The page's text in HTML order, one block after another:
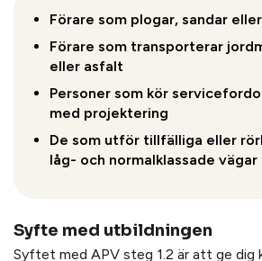
Förare som plogar, sandar
Förare som transporterar
eller asfalt
Personer som kör
med projektering
De som utför tillfälliga eller
låg- och normalklassade vägar
Syfte med utbildningen
Syftet med APV steg 1.2 är att ge dig